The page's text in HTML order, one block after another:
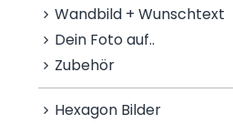
Wandbild + Wunschtext
Dein Foto auf..
Zubehör
Hexagon Bilder